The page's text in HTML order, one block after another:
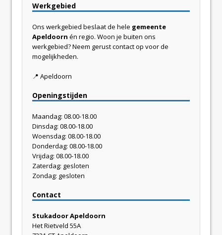
Werkgebied
Ons werkgebied beslaat de hele gemeente
Apeldoorn én regio. Woon je buiten ons
werkgebied? Neem gerust contact op voor de
mogelijkheden.
📍 Apeldoorn
Openingstijden
Maandag: 08.00-18.00
Dinsdag: 08.00-18.00
Woensdag: 08.00-18.00
Donderdag: 08.00-18.00
Vrijdag: 08.00-18.00
Zaterdag: gesloten
Zondag: gesloten
Contact
Stukadoor Apeldoorn
Het Rietveld 55A